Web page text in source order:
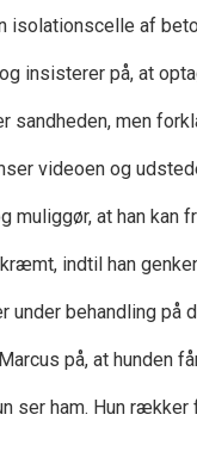
af
insisterer på, at
sandheden, men
videoen og
at han kan
indtil han
under behandling
på, at hunden
ser ham. Hun